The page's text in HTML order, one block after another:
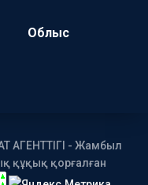
Облыс
АГЕНТТІГІ - Жамбыл
құқық қорғалған